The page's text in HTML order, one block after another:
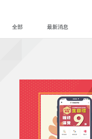
全部 最新消息